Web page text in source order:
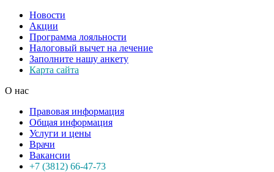
Новости
Акции
Программа лояльности
Налоговый вычет на лечение
Заполните нашу анкету
Карта сайта
О нас
Правовая информация
Общая информация
Услуги и цены
Врачи
Вакансии
+7 (3812) 66-47-73